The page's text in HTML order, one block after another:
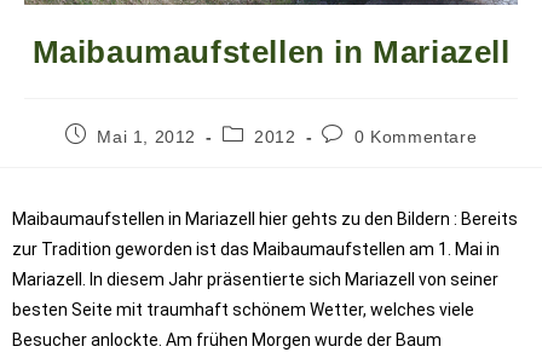
Maibaumaufstellen in Mariazell
Mai 1, 2012 2012 0 Kommentare
Maibaumaufstellen in Mariazell hier gehts zu den Bildern : Bereits
zur Tradition geworden ist das Maibaumaufstellen am 1. Mai in
Mariazell. In diesem Jahr präsentierte sich Mariazell von seiner
besten Seite mit traumhaft schönem Wetter, welches viele
Besucher anlockte. Am frühen Morgen wurde der Baum